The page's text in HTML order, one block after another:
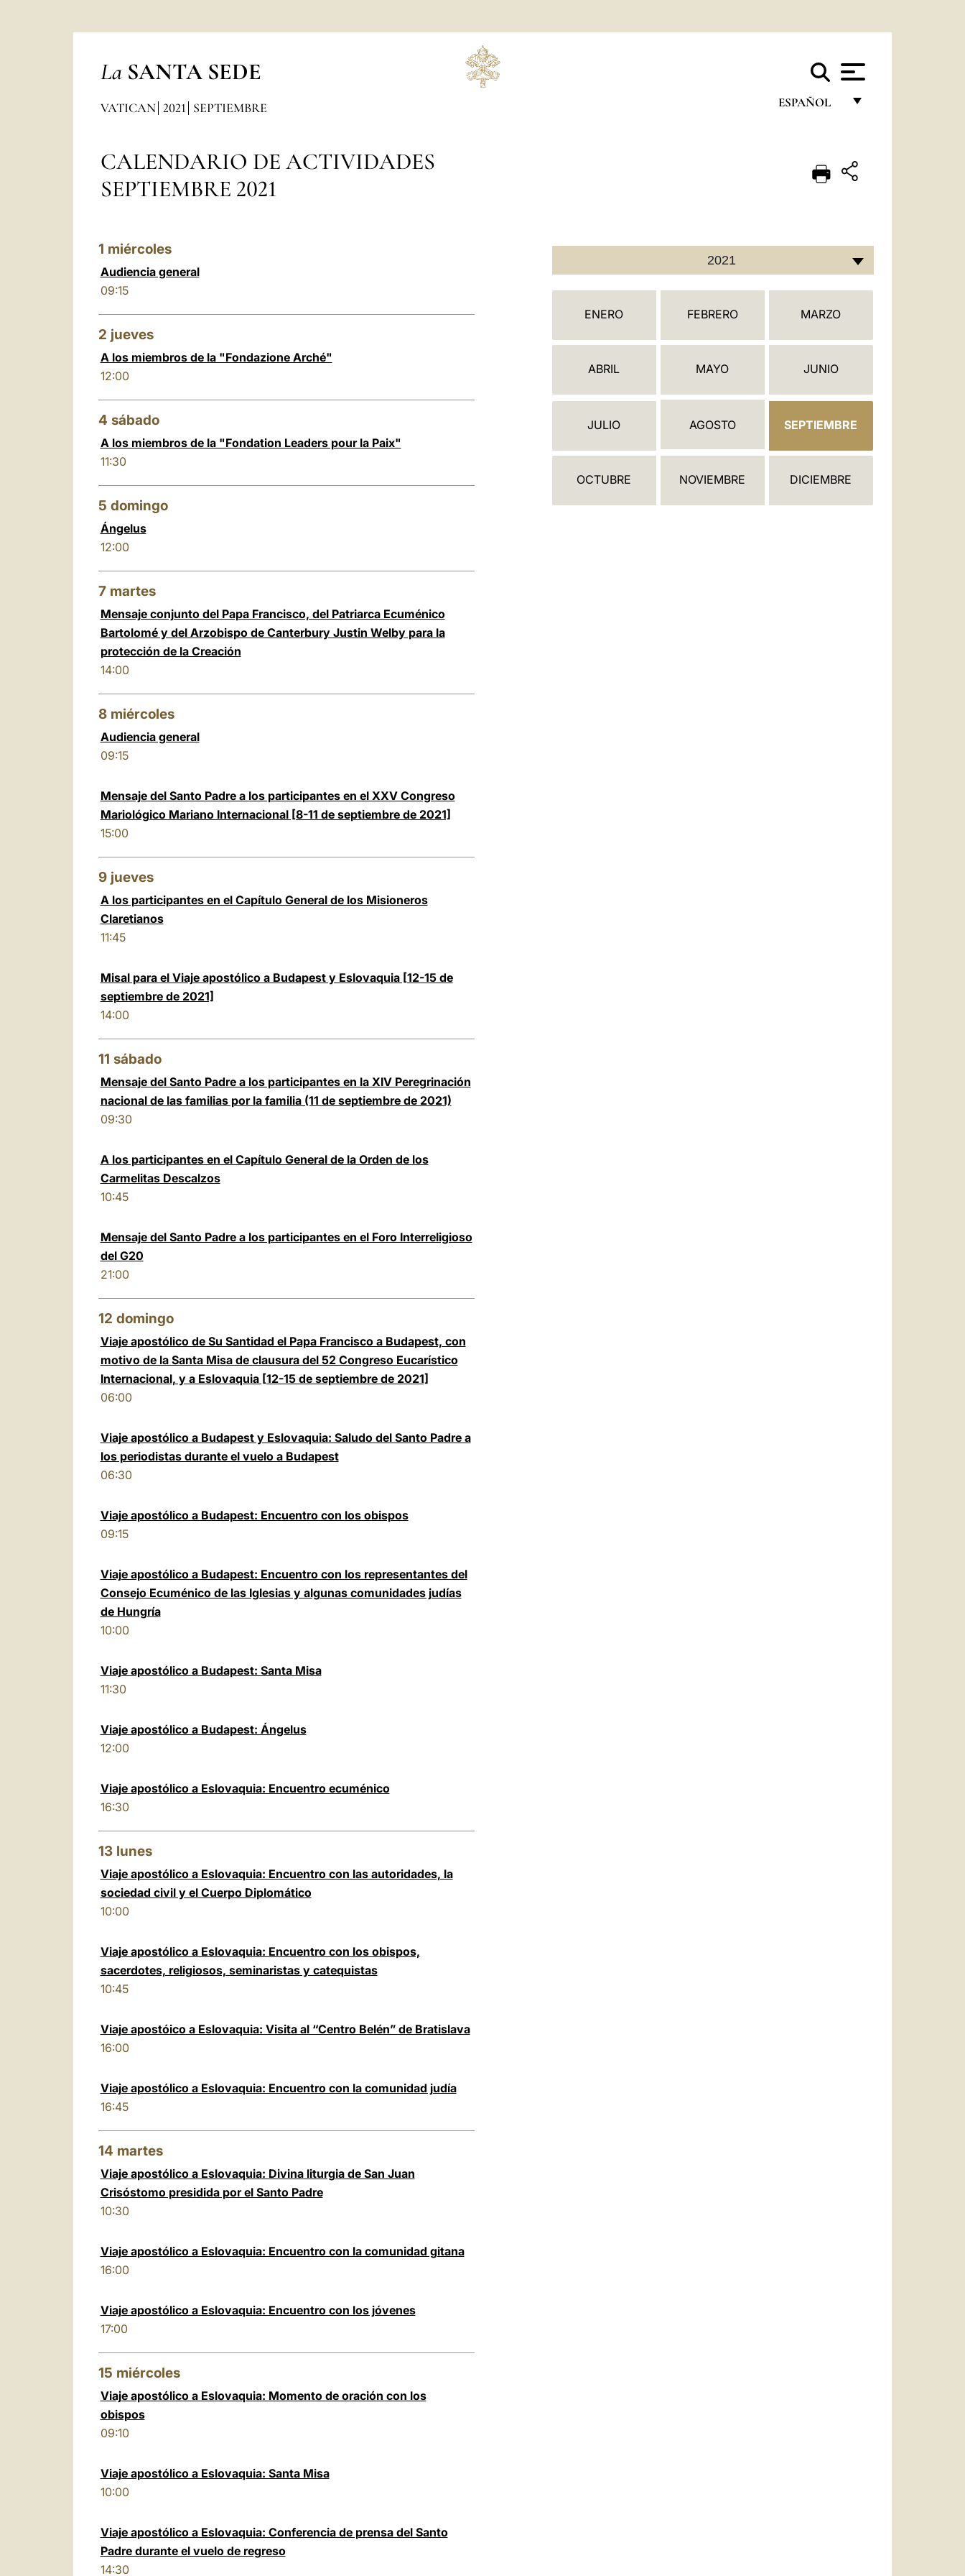
La SANTA SEDE
ESPAÑOL
ITALIANO
ESPAÑOL
VATICAN 2021 SEPTIEMBRE
CALENDARIO DE ACTIVIDADES
SEPTIEMBRE 2021
1 miércoles
Audiencia general
09:15
2 jueves
A los miembros de la "Fondazione Arché"
12:00
4 sábado
A los miembros de la "Fondation Leaders pour la Paix"
11:30
5 domingo
Ángelus
12:00
7 martes
Mensaje conjunto del Papa Francisco, del Patriarca Ecuménico
Bartolomé y del Arzobispo de Canterbury Justin Welby para la
protección de la Creación
14:00
8 miércoles
Audiencia general
09:15
Mensaje del Santo Padre a los participantes en el XXV Congreso
Mariológico Mariano Internacional [8-11 de septiembre de 2021]
15:00
9 jueves
A los participantes en el Capítulo General de los Misioneros
Claretianos
11:45
Misal para el Viaje apostólico a Budapest y Eslovaquia [12-15 de
septiembre de 2021]
14:00
11 sábado
Mensaje del Santo Padre a los participantes en la XIV Peregrinación
nacional de las familias por la familia (11 de septiembre de 2021)
09:30
A los participantes en el Capítulo General de la Orden de los
Carmelitas Descalzos
10:45
Mensaje del Santo Padre a los participantes en el Foro Interreligioso
del G20
21:00
12 domingo
Viaje apostólico de Su Santidad el Papa Francisco a Budapest, con
motivo de la Santa Misa de clausura del 52 Congreso Eucarístico
Internacional, y a Eslovaquia [12-15 de septiembre de 2021]
06:00
Viaje apostólico a Budapest y Eslovaquia: Saludo del Santo Padre a
los periodistas durante el vuelo a Budapest
06:30
Viaje apostólico a Budapest: Encuentro con los obispos
09:15
Viaje apostólico a Budapest: Encuentro con los representantes del
Consejo Ecuménico de las Iglesias y algunas comunidades judías
de Hungría
10:00
Viaje apostólico a Budapest: Santa Misa
11:30
Viaje apostólico a Budapest: Ángelus
12:00
Viaje apostólico a Eslovaquia: Encuentro ecuménico
16:30
13 lunes
Viaje apostólico a Eslovaquia: Encuentro con las autoridades, la
sociedad civil y el Cuerpo Diplomático
10:00
Viaje apostólico a Eslovaquia: Encuentro con los obispos,
sacerdotes, religiosos, seminaristas y catequistas
10:45
Viaje apostóico a Eslovaquia: Visita al “Centro Belén” de Bratislava
16:00
Viaje apostólico a Eslovaquia: Encuentro con la comunidad judía
16:45
14 martes
Viaje apostólico a Eslovaquia: Divina liturgia de San Juan
Crisóstomo presidida por el Santo Padre
10:30
Viaje apostólico a Eslovaquia: Encuentro con la comunidad gitana
16:00
Viaje apostólico a Eslovaquia: Encuentro con los jóvenes
17:00
15 miércoles
Viaje apostólico a Eslovaquia: Momento de oración con los
obispos
09:10
Viaje apostólico a Eslovaquia: Santa Misa
10:00
Viaje apostólico a Eslovaquia: Conferencia de prensa del Santo
Padre durante el vuelo de regreso
14:30
2021
N
A
ENERO FEBRERO MARZO
ABRIL MAYO JUNIO
JULIO AGOSTO SEPTIEMBRE
OCTUBRE NOVIEMBRE DICIEMBRE